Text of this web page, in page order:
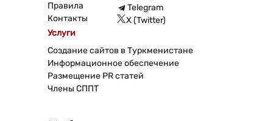
Правила
Контакты
Telegram
X (Twitter)
Услуги
Создание сайтов в Туркменистане
Информационное обеспечение
Размещение PR статей
Члены СППТ